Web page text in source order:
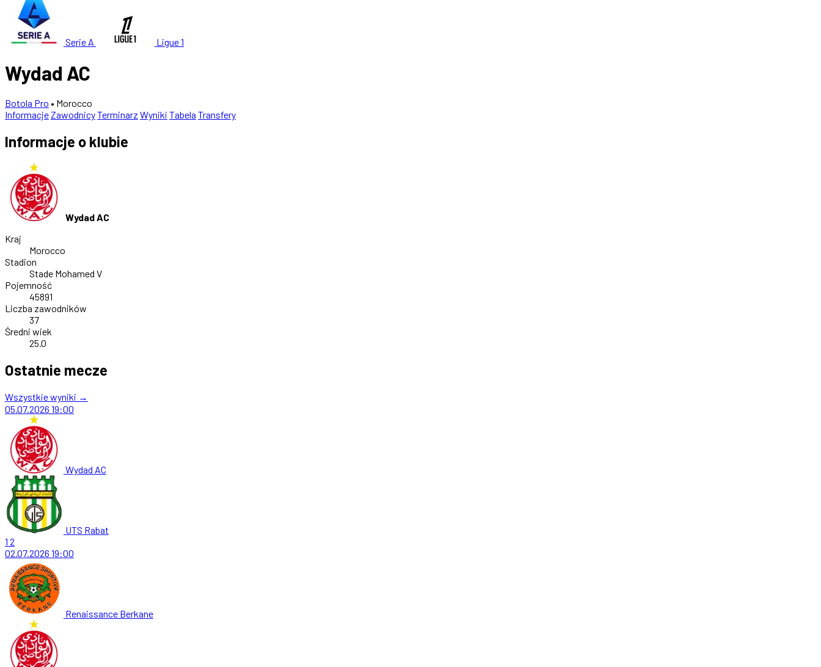
Serie A Ligue 1
Wydad AC
Botola Pro • Morocco
InformacjeZawodnicyTerminarz Wyniki Tabela Transfery
Informacje o klubie
Wydad AC
Kraj
Morocco
Stadion
Stade Mohamed V
Pojemność
45891
Liczba zawodników
37
Średni wiek
25.0
Ostatnie mecze
Wszystkie wyniki →
05.07.2026 19:00
Wydad AC
UTS Rabat
1 2
02.07.2026 19:00
Renaissance Berkane